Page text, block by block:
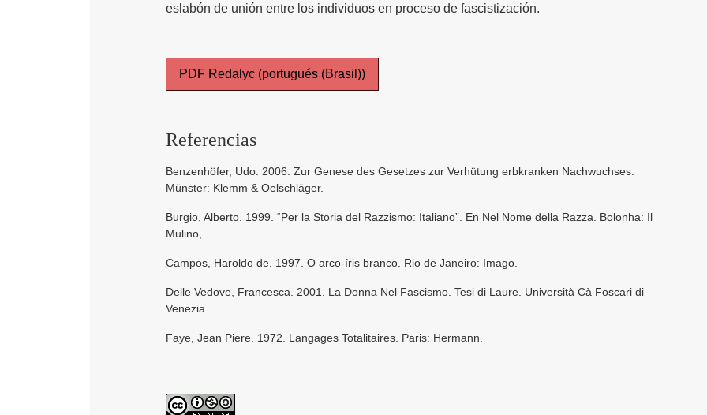
eslabón de unión entre los individuos en proceso de fascistización.
PDF Redalyc (portugués (Brasil))
Referencias
Benzenhöfer, Udo. 2006. Zur Genese des Gesetzes zur Verhütung erbkranken Nachwuchses.
Münster: Klemm & Oelschläger.
Burgio, Alberto. 1999. “Per la Storia del Razzismo: Italiano”. En Nel Nome della Razza. Bolonha: Il
Mulino,
Campos, Haroldo de. 1997. O arco-íris branco. Rio de Janeiro: Imago.
Delle Vedove, Francesca. 2001. La Donna Nel Fascismo. Tesi di Laure. Università Cà Foscari di
Venezia.
Faye, Jean Piere. 1972. Langages Totalitaires. Paris: Hermann.